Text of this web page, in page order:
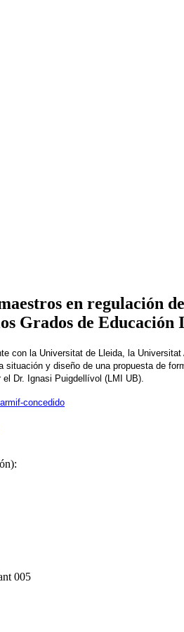
en regulación
Grados de
con la Universitat de Lleida, la
y diseño de una propuesta de
Dr. Ignasi Puigdellívol (LMI UB).
concedido
005